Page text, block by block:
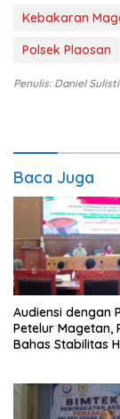
Kebakaran
Polsek Plaosan
Penulis: Daniel
Baca Juga
Audiensi dengan
Petelur Magetan,
Bahas Stabilitas